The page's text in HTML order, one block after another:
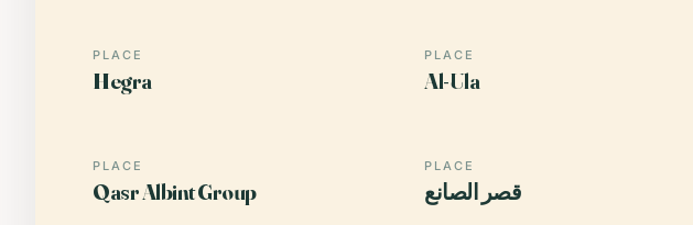
PLACE
Hegra
PLACE
Al-Ula
PLACE
Qasr Albint Group
PLACE
قصر الصانع